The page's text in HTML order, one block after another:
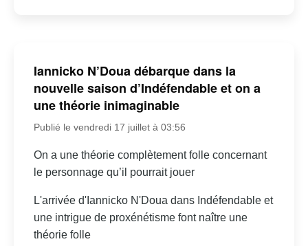
Iannicko N’Doua débarque dans la
nouvelle saison d’Indéfendable et on a
une théorie inimaginable
Publié le vendredi 17 juillet à 03:56
On a une théorie complètement folle concernant
le personnage qu’il pourrait jouer
L'arrivée d'Iannicko N'Doua dans Indéfendable et
une intrigue de proxénétisme font naître une
théorie folle